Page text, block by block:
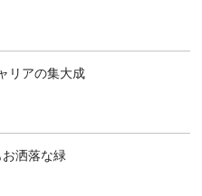
リアの集大成
洒落な緑